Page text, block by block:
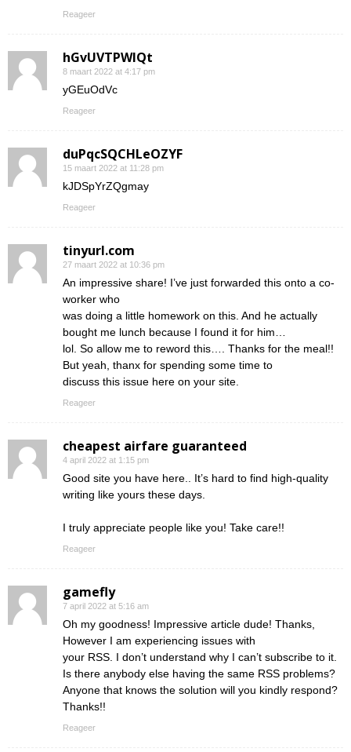
Reageer
hGvUVTPWIQt
8 maart 2022 at 4:17 pm
yGEuOdVc
Reageer
duPqcSQCHLeOZYF
15 maart 2022 at 11:28 pm
kJDSpYrZQgmay
Reageer
tinyurl.com
27 maart 2022 at 10:36 pm
An impressive share! I’ve just forwarded this onto a co-
worker who
was doing a little homework on this. And he actually
bought me lunch because I found it for him…
lol. So allow me to reword this…. Thanks for the meal!!
But yeah, thanx for spending some time to
discuss this issue here on your site.
Reageer
cheapest airfare guaranteed
4 april 2022 at 1:15 pm
Good site you have here.. It’s hard to find high-quality
writing like yours these days.
I truly appreciate people like you! Take care!!
Reageer
gamefly
7 april 2022 at 5:16 am
Oh my goodness! Impressive article dude! Thanks,
However I am experiencing issues with
your RSS. I don’t understand why I can’t subscribe to it.
Is there anybody else having the same RSS problems?
Anyone that knows the solution will you kindly respond?
Thanks!!
Reageer